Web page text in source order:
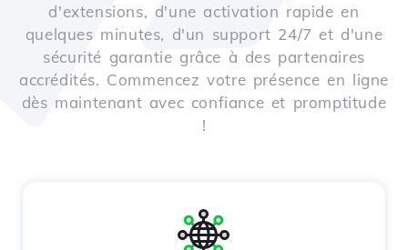
d'extensions, d'une activation rapide en
quelques minutes, d'un support 24/7 et d'une
sécurité garantie grâce à des partenaires
accrédités. Commencez votre présence en ligne
dès maintenant avec confiance et promptitude
!